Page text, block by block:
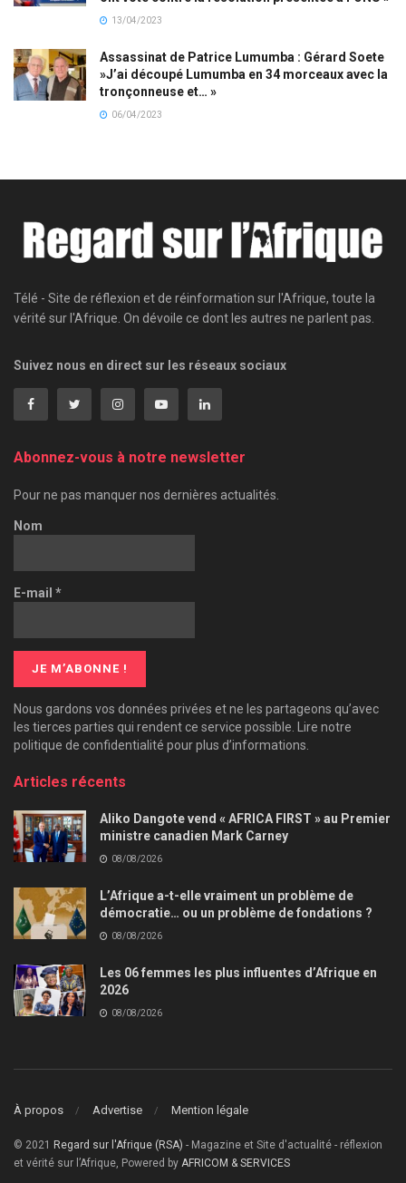
13/04/2023
Assassinat de Patrice Lumumba : Gérard Soete
»J’ai découpé Lumumba en 34 morceaux avec la
tronçonneuse et… »
06/04/2023
Télé - Site de réflexion et de réinformation sur l'Afrique, toute la
vérité sur l'Afrique. On dévoile ce dont les autres ne parlent pas.
Suivez nous en direct sur les réseaux sociaux
Abonnez-vous à notre newsletter
Pour ne pas manquer nos dernières actualités.
Nom
E-mail *
Nous gardons vos données privées et ne les partageons qu’avec
les tierces parties qui rendent ce service possible. Lire notre
politique de confidentialité pour plus d’informations.
Articles récents
Aliko Dangote vend « AFRICA FIRST » au Premier
ministre canadien Mark Carney
08/08/2026
L’Afrique a-t-elle vraiment un problème de
démocratie… ou un problème de fondations ?
08/08/2026
Les 06 femmes les plus influentes d’Afrique en
2026
08/08/2026
À propos Advertise Mention légale
© 2021 Regard sur l'Afrique (RSA) - Magazine et Site d'actualité - réflexion
et vérité sur l’Afrique, Powered by AFRICOM & SERVICES